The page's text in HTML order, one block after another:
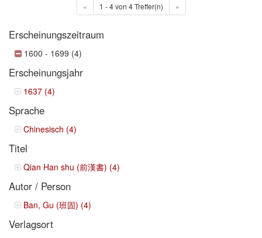
« 1 - 4 von 4 Treffer(n) »
Erscheinungszeitraum
1600 - 1699 (4)
Erscheinungsjahr
1637 (4)
Sprache
Chinesisch (4)
Titel
Qian Han shu (前漢書) (4)
Autor / Person
Ban, Gu (班固) (4)
Verlagsort